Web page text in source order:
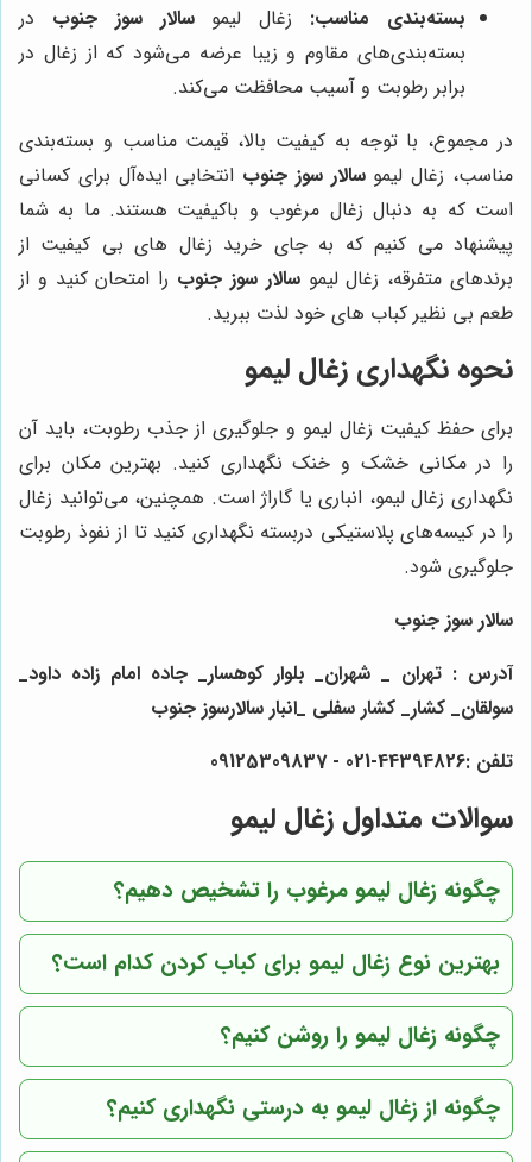
بسته‌بندی مناسب: زغال لیموسالار سوز جنوب در
بسته‌بندی‌های مقاوم و زیبا عرضه می‌شود که از زغال در
برابر رطوبت و آسیب محافظت می‌کند.
در مجموع، با توجه به کیفیت بالا، قیمت مناسب و بسته‌بندی
مناسب، زغال لیموسالار سوز جنوب انتخابی ایده‌آل برای کسانی
است که به دنبال زغال مرغوب و باکیفیت هستند. ما به شما
پیشنهاد می کنیم که به جای خرید زغال های بی کیفیت از
برندهای متفرقه، زغال لیموسالار سوز جنوب را امتحان کنید و از
طعم بی نظیر کباب های خود لذت ببرید.
نحوه نگهداری زغال لیمو
برای حفظ کیفیت زغال لیمو و جلوگیری از جذب رطوبت، باید آن
را در مکانی خشک و خنک نگهداری کنید. بهترین مکان برای
نگهداری زغال لیمو، انباری یا گاراژ است. همچنین، می‌توانید زغال
را در کیسه‌های پلاستیکی دربسته نگهداری کنید تا از نفوذ رطوبت
جلوگیری شود.
سالار سوز جنوب
آدرس : تهران _ شهران_ بلوار کوهسار_ جاده امام زاده داود_
سولقان_ کشار_ کشار سفلی _انبار سالارسوز جنوب
تلفن :44394826-021 - 09125309837
سوالات متداول زغال لیمو
چگونه زغال لیمو مرغوب را تشخیص دهیم؟
بهترین نوع زغال لیمو برای کباب کردن کدام است؟
چگونه زغال لیمو را روشن کنیم؟
چگونه از زغال لیمو به درستی نگهداری کنیم؟